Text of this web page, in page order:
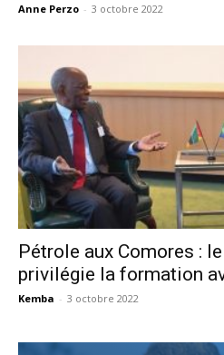
Anne Perzo - 3 octobre 2022
Pétrole aux Comores :
privilégie la formation
Kemba - 3 octobre 2022